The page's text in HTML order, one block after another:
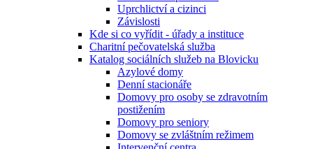
Uprchlictví a cizinci
Závislosti
Kde si co vyřídit - úřady a instituce
Charitní pečovatelská služba
Katalog sociálních služeb na Blovicku
Azylové domy
Denní stacionáře
Domovy pro osoby se zdravotním
postižením
Domovy pro seniory
Domovy se zvláštním režimem